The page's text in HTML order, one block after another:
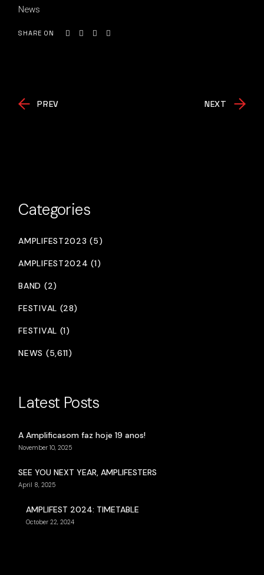
News
SHARE ON
PREV NEXT
Categories
AMPLIFEST2023 (5)
AMPLIFEST2024 (1)
BAND (2)
FESTIVAL (28)
FESTIVAL (1)
NEWS (5,611)
Latest Posts
A Amplificasom faz hoje 19 anos!
November 10, 2025
SEE YOU NEXT YEAR, AMPLIFESTERS
April 8, 2025
AMPLIFEST 2024: TIMETABLE
October 22, 2024